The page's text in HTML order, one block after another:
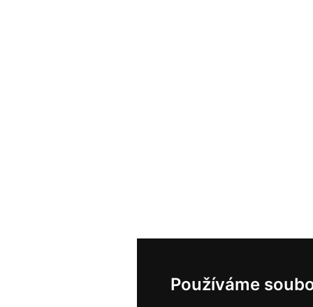
Používáme